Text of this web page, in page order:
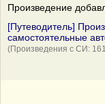
Произведение
[Путеводитель]
самостоятельные
(Произведения с СИ: